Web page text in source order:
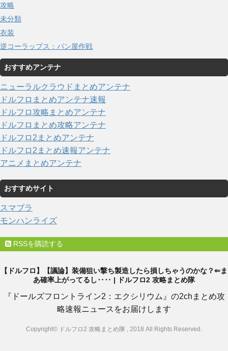
攻略
未分類
衣装
逆コーラップス：パン屋作戦
おすすめアンテナ
ニューラルクラウドまとめアンテナ
ドルフロまとめアンテナ速報
ドルフロ攻略まとめアンテナ
ドルフロまとめ攻略アンテナ
ドルフロ2まとめアンテナ
ドルフロ2まとめ速報アンテナ
アニメまとめアンテナ
おすすめサイト
スマブラ
モンハンライズ
RSSを購読する
【ドルフロ】【議論】装備狙い撃ち製造したら損しちゃうのかな？⇐ま
あ確率上がってるし‥‥ | ドルフロ2 攻略まとめ隊
『ドールズフロントライン2：エクシリウム』の2chまとめ攻
略速報ニュースをお届けします
Copyright© ドルフロ2 攻略まとめ隊 , 2018 All Rights Reserved.